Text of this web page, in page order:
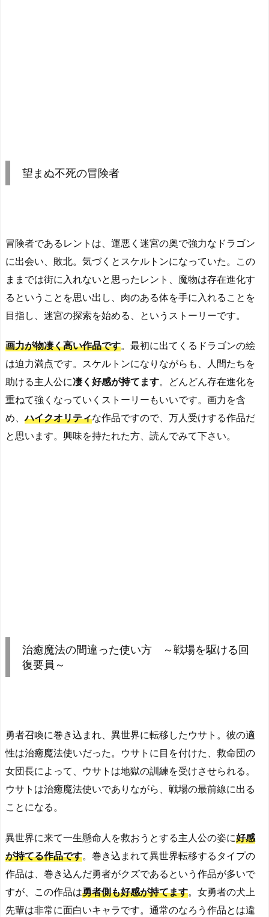
望まぬ不死の冒険者
冒険者であるレントは、運悪く迷宮の奥で強力なドラゴン
に出会い、敗北。気づくとスケルトンになっていた。この
ままでは街に入れないと思ったレント、魔物は存在進化す
るということを思い出し、肉のある体を手に入れることを
目指し、迷宮の探索を始める、というストーリーです。
画力が物凄く高い作品です。最初に出てくるドラゴンの絵
は迫力満点です。スケルトンになりながらも、人間たちを
助ける主人公に凄く好感が持てます。どんどん存在進化を
重ねて強くなっていくストーリーもいいです。画力を含
め、ハイクオリティな作品ですので、万人受けする作品だ
と思います。興味を持たれた方、読んでみて下さい。
治癒魔法の間違った使い方 ～戦場を駆ける回
復要員～
勇者召喚に巻き込まれ、異世界に転移したウサト。彼の適
性は治癒魔法使いだった。ウサトに目を付けた、救命団の
女団長によって、ウサトは地獄の訓練を受けさせられる。
ウサトは治癒魔法使いでありながら、戦場の最前線に出る
ことになる。
異世界に来て一生懸命人を救おうとする主人公の姿に好感
が持てる作品です。巻き込まれて異世界転移するタイプの
作品は、巻き込んだ勇者がクズであるという作品が多いで
すが、この作品は勇者側も好感が持てます。女勇者の犬上
先輩は非常に面白いキャラです。通常のなろう作品とは違